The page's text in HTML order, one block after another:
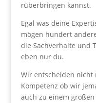
rüberbringen kannst.
Egal was deine
mögen hundert
die Sachverhalte und
eben nur du.
Wir entscheiden
Kompetenz ob wir
auch zu einem